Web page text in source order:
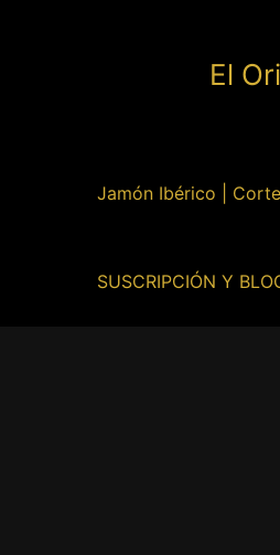
El
Jamón Ibérico |
SUSCRIPCIÓN Y